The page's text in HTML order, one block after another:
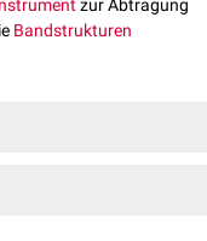
zur Abtragung
Bandstrukturen
Federmechanismus, der